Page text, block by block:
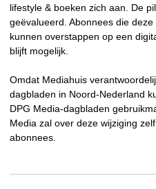
lifestyle & boeken zich aan. De
geëvalueerd. Abonnees die
kunnen overstappen op een
blijft mogelijk.
Omdat Mediahuis
dagbladen in Noord-Nederland
DPG Media-dagbladen
Media zal over deze wijziging
abonnees.